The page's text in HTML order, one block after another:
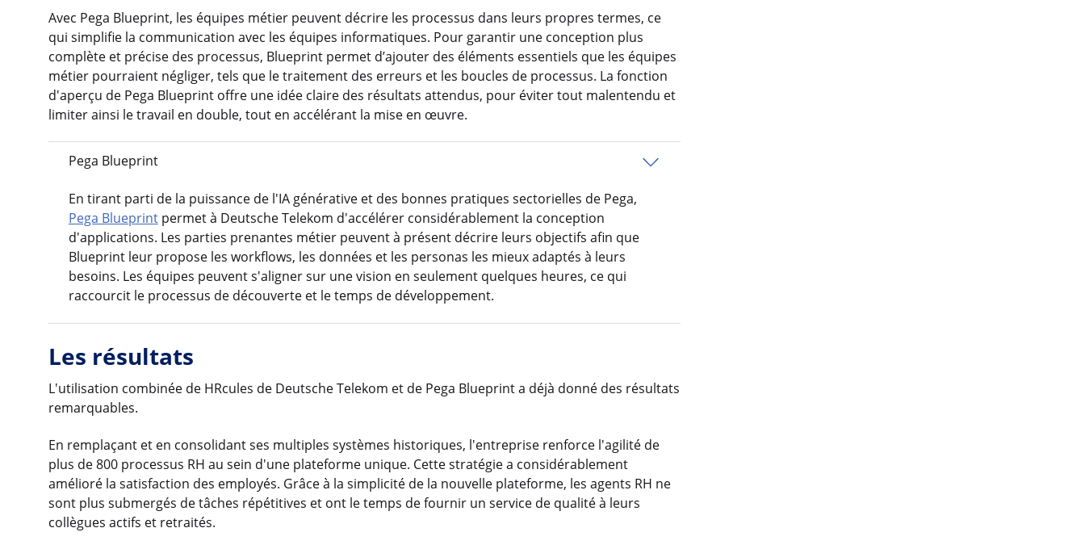
Avec Pega Blueprint, les équipes métier peuvent décrire les processus dans leurs propres termes, ce
qui simplifie la communication avec les équipes informatiques. Pour garantir une conception plus
complète et précise des processus, Blueprint permet d’ajouter des éléments essentiels que les équipes
métier pourraient négliger, tels que le traitement des erreurs et les boucles de processus. La fonction
d'aperçu de Pega Blueprint offre une idée claire des résultats attendus, pour éviter tout malentendu et
limiter ainsi le travail en double, tout en accélérant la mise en œuvre.
Pega Blueprint
En tirant parti de la puissance de l'IA générative et des bonnes pratiques sectorielles de Pega,
Pega Blueprintpermet à Deutsche Telekom d'accélérer considérablement la conception
d'applications. Les parties prenantes métier peuvent à présent décrire leurs objectifs afin que
Blueprint leur propose les workflows, les données et les personas les mieux adaptés à leurs
besoins. Les équipes peuvent s'aligner sur une vision en seulement quelques heures, ce qui
raccourcit le processus de découverte et le temps de développement.
Les résultats
L'utilisation combinée de HRcules de Deutsche Telekom et de Pega Blueprint a déjà donné des résultats
remarquables.
En remplaçant et en consolidant ses multiples systèmes historiques, l'entreprise renforce l'agilité de
plus de 800 processus RH au sein d'une plateforme unique. Cette stratégie a considérablement
amélioré la satisfaction des employés. Grâce à la simplicité de la nouvelle plateforme, les agents RH ne
sont plus submergés de tâches répétitives et ont le temps de fournir un service de qualité à leurs
collègues actifs et retraités.